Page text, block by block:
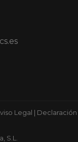
Legal
Declaración
S.L.